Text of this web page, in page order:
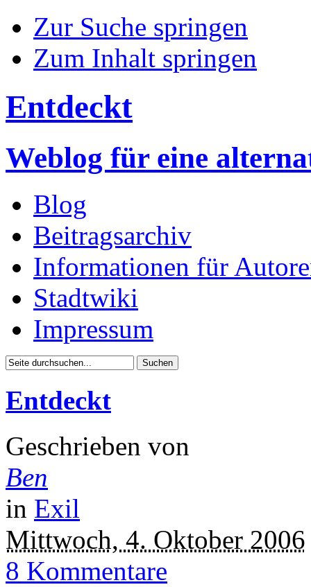
Zur Suche springen
Zum Inhalt springen
Entdeckt
Weblog für eine
Blog
Beitragsarchiv
Informationen für
Stadtwiki
Impressum
Entdeckt
Geschrieben von
Ben
in Exil
Mittwoch, 4. Oktober 2006
8 Kommentare